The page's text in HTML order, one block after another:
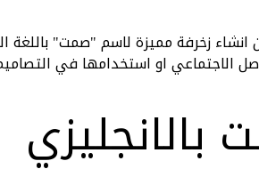
زخرفة مميزة لاسم "صمت" باللغة
الاجتماعي او استخدامها في